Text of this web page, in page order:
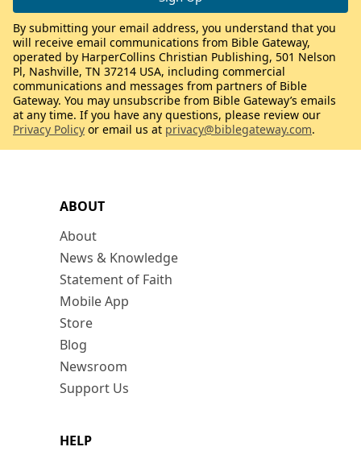
ABOUT
About
News & Knowledge
Statement of Faith
Mobile App
Store
Blog
Newsroom
Support Us
HELP
By submitting your email address, you understand that you
will receive email communications from Bible Gateway,
operated by HarperCollins Christian Publishing, 501 Nelson
Pl, Nashville, TN 37214 USA, including commercial
communications and messages from partners of Bible
Gateway. You may unsubscribe from Bible Gateway’s emails
at any time. If you have any questions, please review our
Privacy Policy or email us at privacy@biblegateway.com.